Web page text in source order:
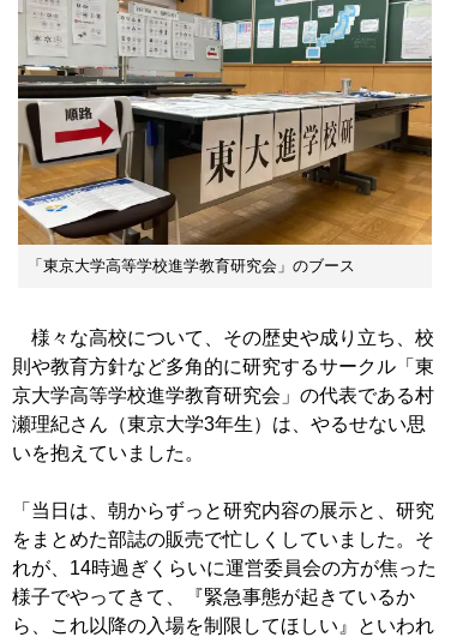
「東京大学高等学校進学教育研究会」のブース
様々な高校について、その歴史や成り立ち、校
則や教育方針など多角的に研究するサークル「東
京大学高等学校進学教育研究会」の代表である村
瀬理紀さん（東京大学3年生）は、やるせない思
いを抱えていました。
「当日は、朝からずっと研究内容の展示と、研究
をまとめた部誌の販売で忙しくしていました。そ
れが、14時過ぎくらいに運営委員会の方が焦った
様子でやってきて、『緊急事態が起きているか
ら、これ以降の入場を制限してほしい』といわれ